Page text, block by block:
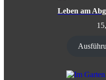
Leben am